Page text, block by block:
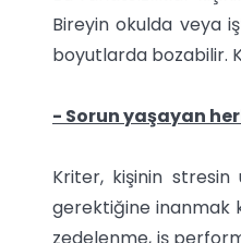
Bireyin okulda veya
boyutlarda bozabilir.
- Sorun yaşayan
Kriter, kişinin stresin
gerektiğine inanmak